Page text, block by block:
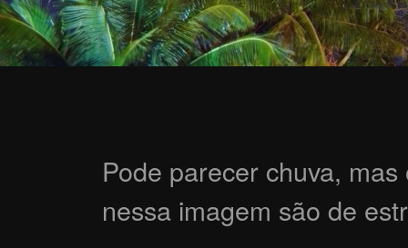
Pode parecer chuva,
nessa imagem são de